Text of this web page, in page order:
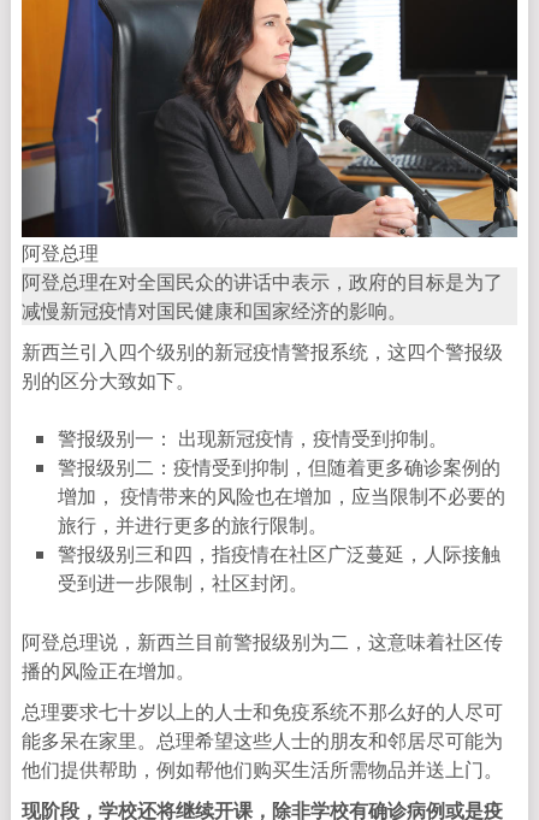
阿登总理
阿登总理在对全国民众的讲话中表示，政府的目标是为了
减慢新冠疫情对国民健康和国家经济的影响。
新西兰引入四个级别的新冠疫情警报系统，这四个警报级
别的区分大致如下。
警报级别一： 出现新冠疫情，疫情受到抑制。
警报级别二：疫情受到抑制，但随着更多确诊案例的
增加， 疫情带来的风险也在增加，应当限制不必要的
旅行，并进行更多的旅行限制。
警报级别三和四，指疫情在社区广泛蔓延，人际接触
受到进一步限制，社区封闭。
阿登总理说，新西兰目前警报级别为二，这意味着社区传
播的风险正在增加。
总理要求七十岁以上的人士和免疫系统不那么好的人尽可
能多呆在家里。总理希望这些人士的朋友和邻居尽可能为
他们提供帮助，例如帮他们购买生活所需物品并送上门。
现阶段，学校还将继续开课，除非学校有确诊病例或是疫